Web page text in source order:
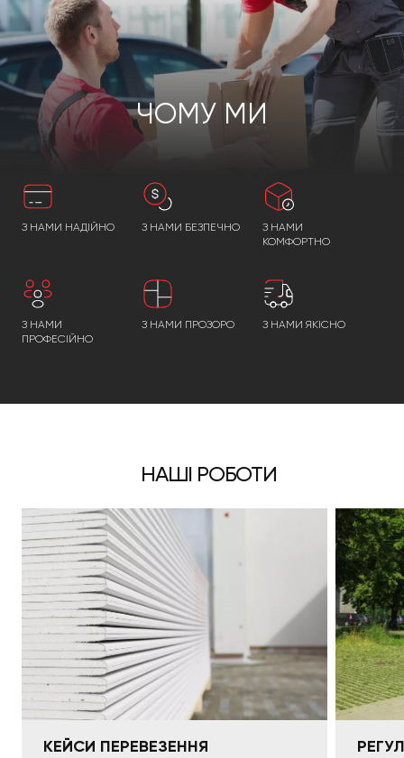
ЧОМУ МИ
З НАМИ НАДІЙНО З НАМИ БЕЗПЕЧНО
З НАМИ
КОМФОРТНО
З НАМИ
ПРОФЕСІЙНО
З НАМИ ПРОЗОРО З НАМИ ЯКІСНО
НАШІ РОБОТИ
КЕЙСИ ПЕРЕВЕЗЕННЯ